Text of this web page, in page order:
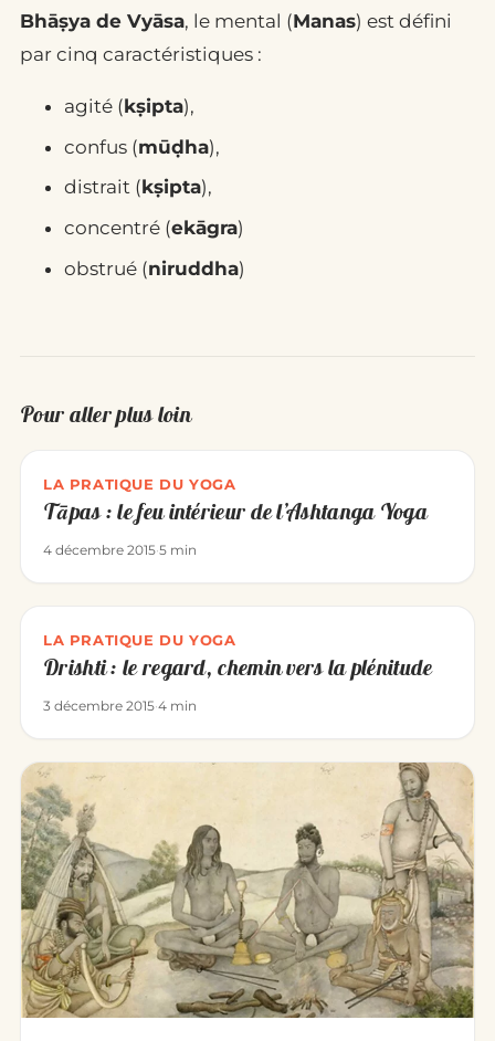
Bhāṣya de Vyāsa, le mental (Manas) est défini
par cinq caractéristiques :
agité (kṣipta),
confus (mūḍha),
distrait (kṣipta),
concentré (ekāgra)
obstrué (niruddha)
Pour aller plus loin
LA PRATIQUE DU YOGA
Tāpas : le feu intérieur de l’Ashtanga Yoga
4 décembre 2015·5 min
LA PRATIQUE DU YOGA
Drishti : le regard, chemin vers la plénitude
3 décembre 2015·4 min